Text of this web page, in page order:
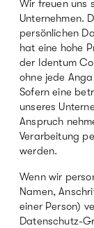
Wir freuen uns
Unternehmen.
persönlichen
hat eine hohe
der Identum
ohne jede
Sofern eine
unseres
Anspruch
Verarbeitung
werden.
Wenn wir
Namen,
einer Person)
Datenschutz-